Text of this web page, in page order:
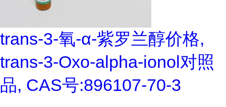
trans-3-氧-α-紫罗兰醇价格,
trans-3-Oxo-alpha-ionol对照
品, CAS号:896107-70-3